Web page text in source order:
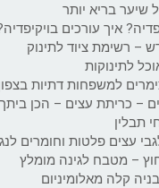
שיער בריא יותר
איך עורכים
– רשימת ציוד לתינוק
לתינוקות
למשפחות דתיות
– כריתת עצים – הכן
תבלין
עצים פלטות וחומרים
– מטבח לגינה מומלץ
קלה מאלומיניום